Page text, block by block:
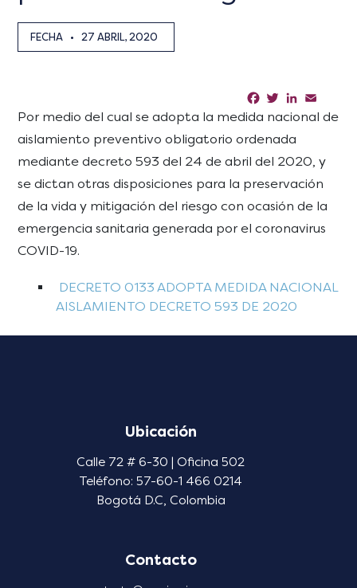
FECHA • 27 ABRIL, 2020
Facebook
TwitterLinkedIn
Por medio del cual se adopta la medida nacional de
aislamiento preventivo obligatorio ordenada
mediante decreto 593 del 24 de abril del 2020, y
se dictan otras disposiciones para la preservación
de la vida y mitigación del riesgo con ocasión de la
emergencia sanitaria generada por el coronavirus
COVID-19.
DECRETO 0133 ADOPTA MEDIDA NACIONAL
AISLAMIENTO DECRETO 593 DE 2020
Ubicación
Calle 72 # 6-30 | Oficina 502
Teléfono: 57-60-1 466 0214
Bogotá D.C, Colombia
Contacto